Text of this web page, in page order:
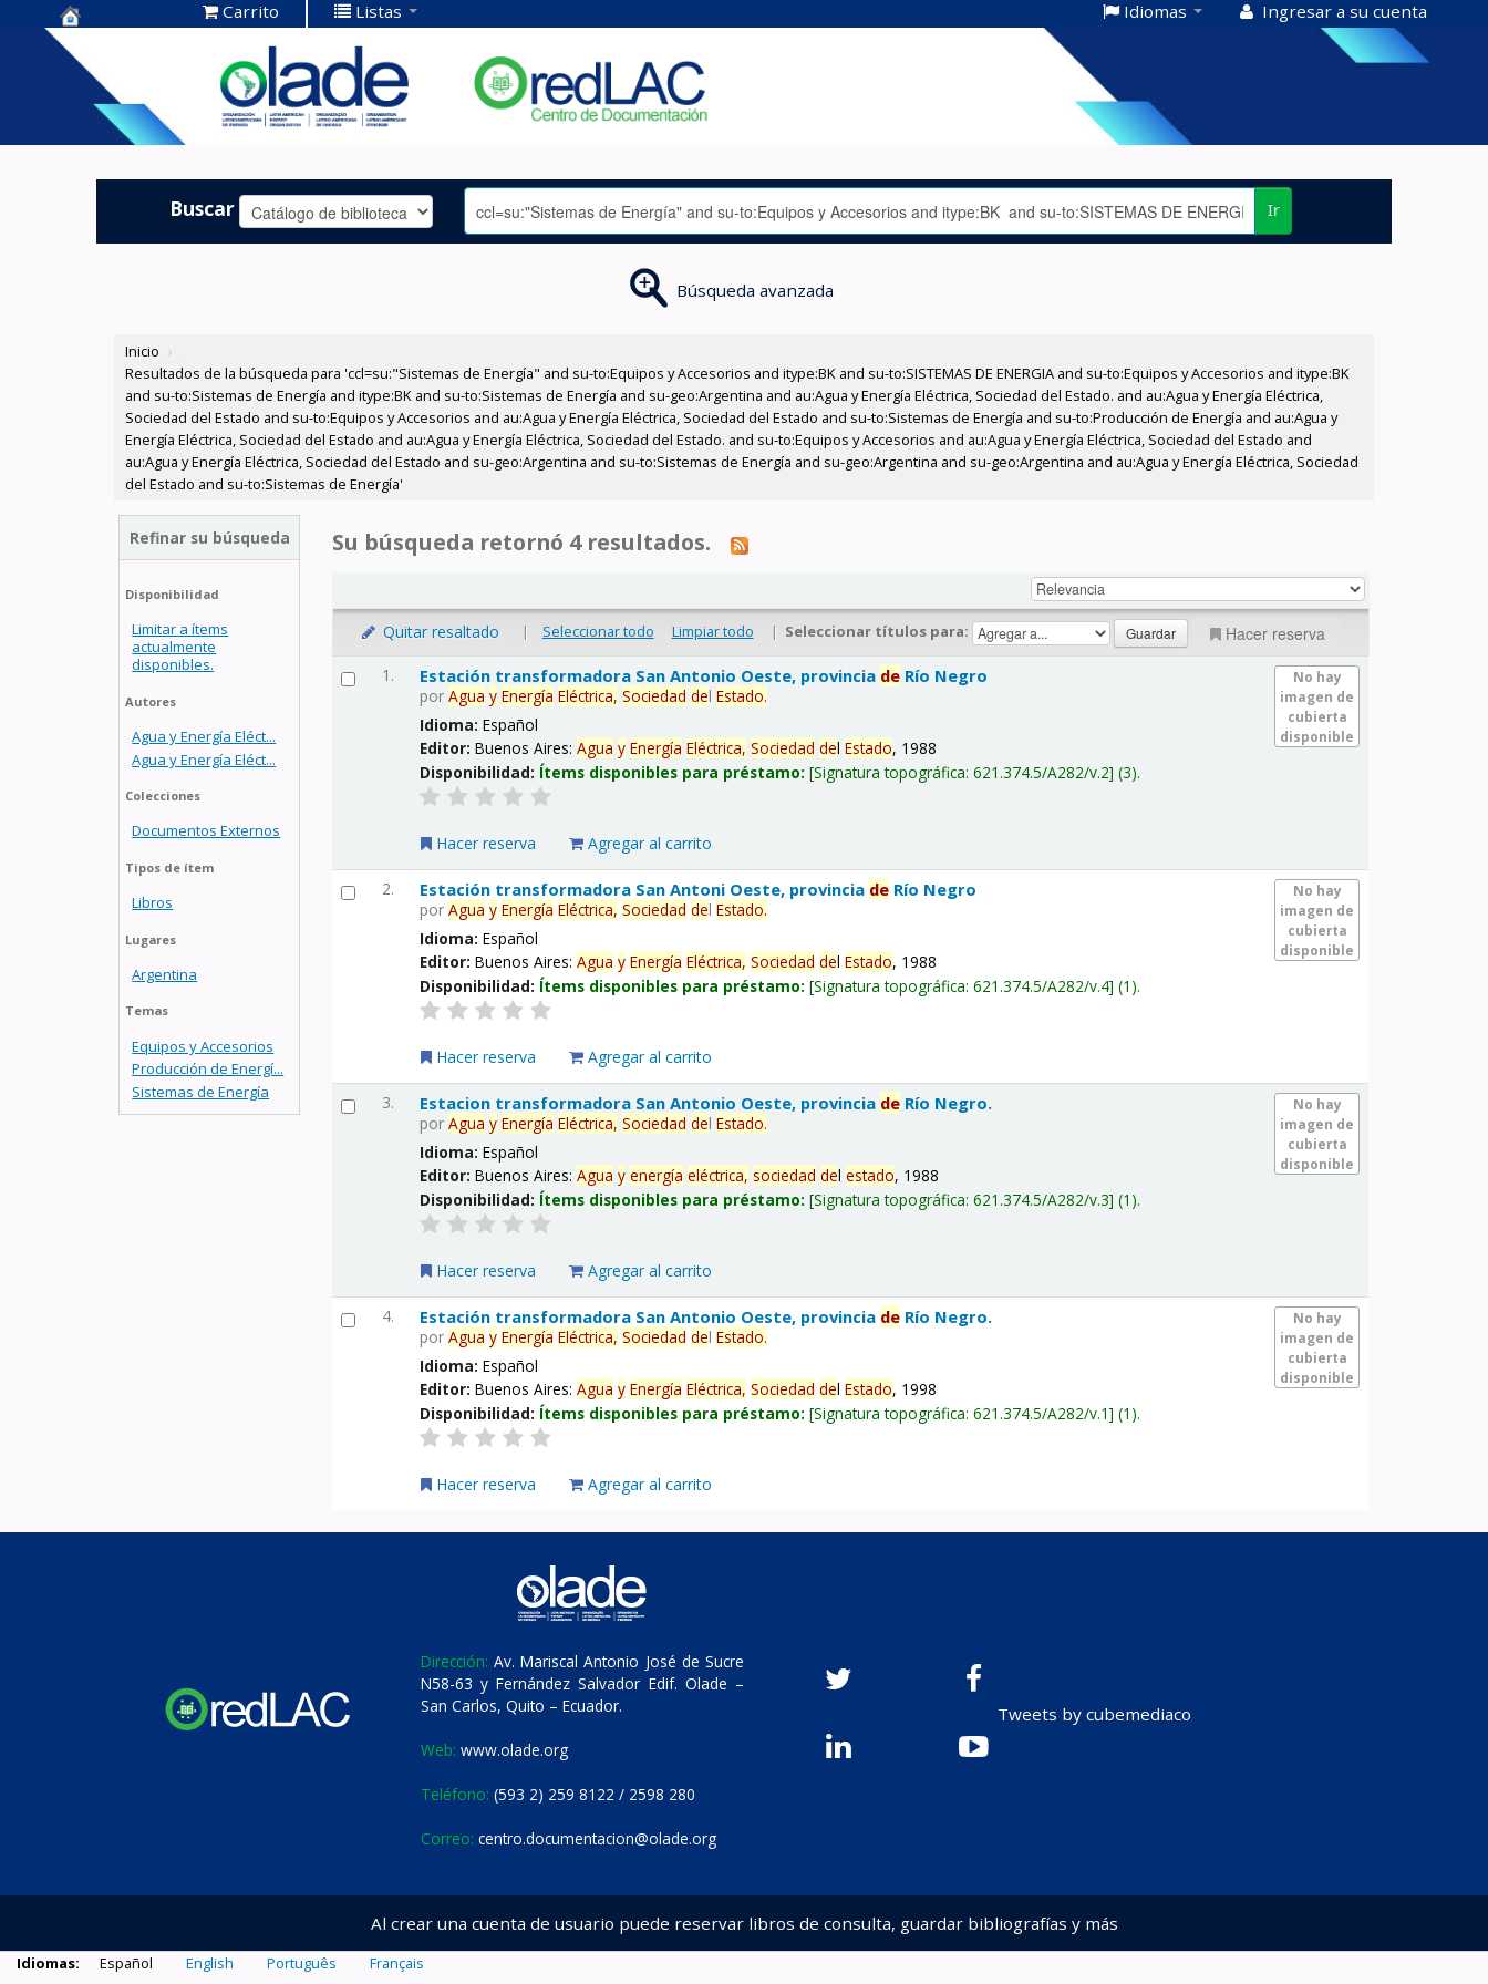
Centro de
Documentación
OLADE -
Carrito Listas Idiomas Ingresar a su cuenta
Buscar Ir
Búsqueda avanzada
Inicio ›
Resultados de la búsqueda para 'ccl=su:"Sistemas de Energía" and su-to:Equipos y Accesorios and itype:BK and su-to:SISTEMAS DE ENERGIA and su-to:Equipos y Accesorios and itype:BK
and su-to:Sistemas de Energía and itype:BK and su-to:Sistemas de Energía and su-geo:Argentina and au:Agua y Energía Eléctrica, Sociedad del Estado. and au:Agua y Energía Eléctrica,
Sociedad del Estado and su-to:Equipos y Accesorios and au:Agua y Energía Eléctrica, Sociedad del Estado and su-to:Sistemas de Energía and su-to:Producción de Energía and au:Agua y
Energía Eléctrica, Sociedad del Estado and au:Agua y Energía Eléctrica, Sociedad del Estado. and su-to:Equipos y Accesorios and au:Agua y Energía Eléctrica, Sociedad del Estado and
au:Agua y Energía Eléctrica, Sociedad del Estado and su-geo:Argentina and su-to:Sistemas de Energía and su-geo:Argentina and su-geo:Argentina and au:Agua y Energía Eléctrica, Sociedad
del Estado and su-to:Sistemas de Energía'
Refinar su búsqueda
Disponibilidad
Limitar a ítems
actualmente
disponibles.
Autores
Agua y Energía Eléct...
Agua y Energía Eléct...
Colecciones
Documentos Externos
Tipos de ítem
Libros
Lugares
Argentina
Temas
Equipos y Accesorios
Producción de Energí...
Sistemas de Energía
Su búsqueda retornó 4 resultados.
Quitar resaltado | Seleccionar todo Limpiar todo | Seleccionar títulos para: Hacer reserva
1.
No hay
imagen de
cubierta
disponible
Estación transformadora San Antonio Oeste, provincia de Río Negro
porAgua y Energía Eléctrica, Sociedad delEstado.
Idioma:Español
Editor:Buenos Aires:Agua y Energía Eléctrica, Sociedad delEstado, 1988
Disponibilidad: Ítems disponibles para préstamo: Signatura topográfica:621.374.5/A282/v.2 (3).
Hacer reserva Agregar al carrito
2.
No hay
imagen de
cubierta
disponible
Estación transformadora San Antoni Oeste, provincia de Río Negro
porAgua y Energía Eléctrica, Sociedad delEstado.
Idioma:Español
Editor:Buenos Aires:Agua y Energía Eléctrica, Sociedad delEstado, 1988
Disponibilidad: Ítems disponibles para préstamo: Signatura topográfica:621.374.5/A282/v.4 (1).
Hacer reserva Agregar al carrito
3.
No hay
imagen de
cubierta
disponible
Estacion transformadora San Antonio Oeste, provincia de Río Negro.
porAgua y Energía Eléctrica, Sociedad delEstado.
Idioma:Español
Editor:Buenos Aires:Agua y energía eléctrica, sociedad delestado, 1988
Disponibilidad: Ítems disponibles para préstamo: Signatura topográfica:621.374.5/A282/v.3 (1).
Hacer reserva Agregar al carrito
4.
No hay
imagen de
cubierta
disponible
Estación transformadora San Antonio Oeste, provincia de Río Negro.
porAgua y Energía Eléctrica, Sociedad delEstado.
Idioma:Español
Editor:Buenos Aires:Agua y Energía Eléctrica, Sociedad delEstado, 1998
Disponibilidad: Ítems disponibles para préstamo: Signatura topográfica:621.374.5/A282/v.1 (1).
Hacer reserva Agregar al carrito
Dirección: Av. Mariscal Antonio José de Sucre
N58-63 y Fernández Salvador Edif. Olade –
San Carlos, Quito – Ecuador.
Web: www.olade.org
Teléfono: (593 2) 259 8122 / 2598 280
Correo: centro.documentacion@olade.org
Tweets by cubemediaco
Al crear una cuenta de usuario puede reservar libros de consulta, guardar bibliografías y más
Idiomas: Español English Português Français